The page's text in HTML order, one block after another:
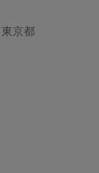
東京都